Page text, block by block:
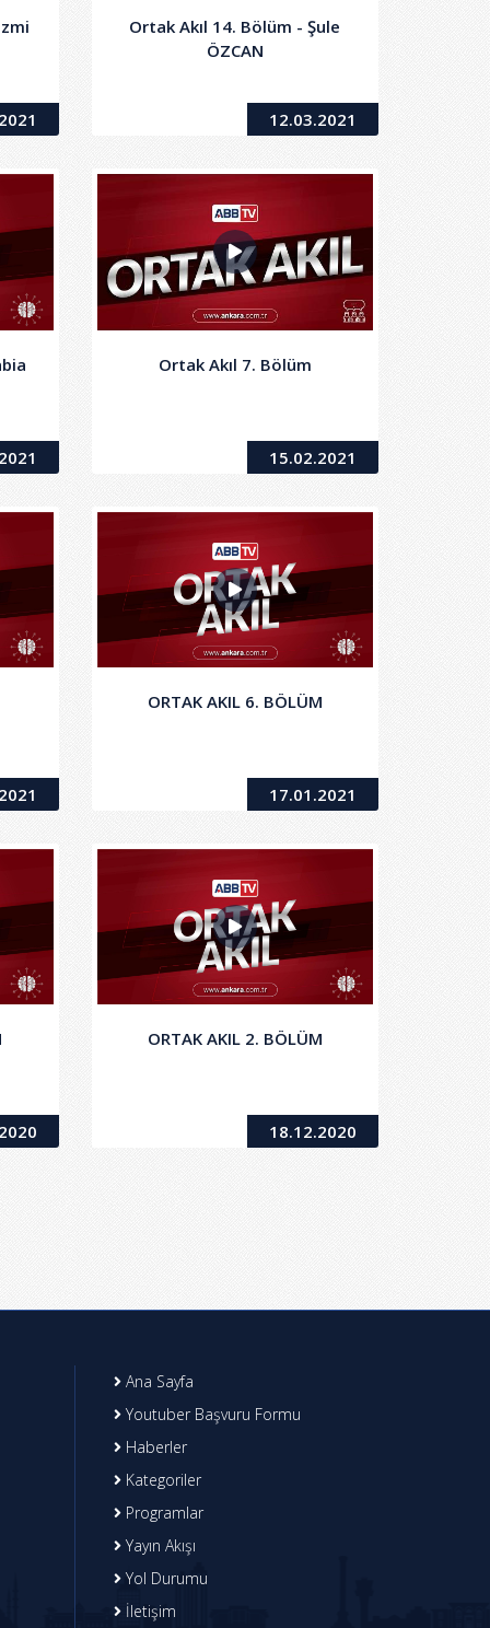
Ortak Akıl 14. Bölüm - Şule
ÖZCAN
12.03.2021
Ortak Akıl 7. Bölüm
15.02.2021
ORTAK AKIL 6. BÖLÜM
17.01.2021
ORTAK AKIL 2. BÖLÜM
18.12.2020
Ana Sayfa
Youtuber Başvuru Formu
Haberler
Kategoriler
Programlar
Yayın Akışı
Yol Durumu
İletişim